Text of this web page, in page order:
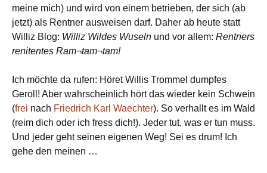
meine mich) und wird von einem betrieben, der sich (ab
jetzt) als Rentner ausweisen darf. Daher ab heute statt
Williz Blog: Williz Wildes Wuseln und vor allem: Rentners
renitentes Ram¬tam¬tam!
Ich möchte da rufen: Höret Willis Trommel dumpfes
Geroll! Aber wahrscheinlich hört das wieder kein Schwein
(frei nach Friedrich Karl Waechter). So verhallt es im Wald
(reim dich oder ich fress dich!). Jeder tut, was er tun muss.
Und jeder geht seinen eigenen Weg! Sei es drum! Ich
gehe den meinen …